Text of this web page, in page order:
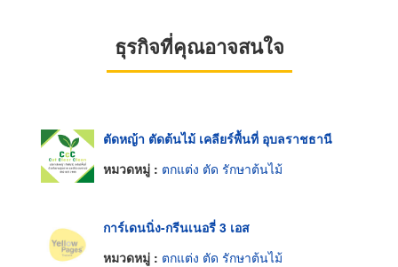
ธุรกิจที่คุณอาจสนใจ
ตัดหญ้า ตัดต้นไม้ เคลียร์พื้นที่ อุบลราชธานี
หมวดหมู่ : ตกแต่ง ตัด รักษาต้นไม้
การ์เดนนิ่ง-กรีนเนอรี่ 3 เอส
หมวดหมู่ : ตกแต่ง ตัด รักษาต้นไม้